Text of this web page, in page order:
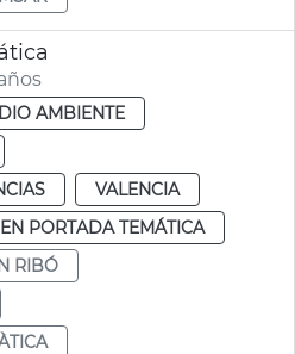
AMBIENTE
VALENCIA
EN PORTADA TEMÁTICA
RIBÓ